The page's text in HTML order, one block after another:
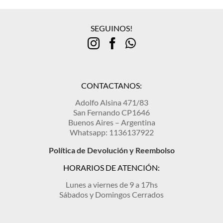
SEGUINOS!
CONTACTANOS:
Adolfo Alsina 471/83
San Fernando CP1646
Buenos Aires – Argentina
Whatsapp: 1136137922
Política de Devolución y Reembolso
HORARIOS DE ATENCIÓN:
Lunes a viernes de 9 a 17hs
Sábados y Domingos Cerrados